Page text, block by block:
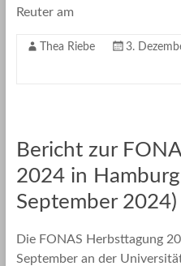
Reuter am
Thea Riebe 3.
Bericht zur
2024 in
September 2024)
Die FONAS Herbsttagung
September an der